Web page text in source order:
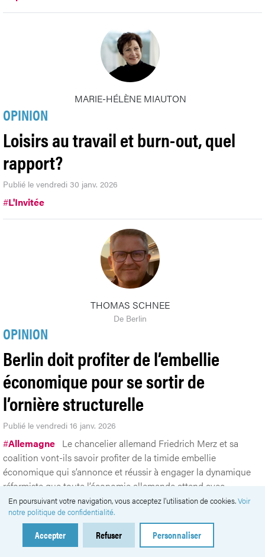
MARIE-HÉLÈNE MIAUTON
OPINION
Loisirs au travail et burn-out, quel
rapport?
Publié le vendredi 30 janv. 2026
#L'Invitée
THOMAS SCHNEE
De Berlin
OPINION
Berlin doit profiter de l’embellie
économique pour se sortir de
l’ornière structurelle
Publié le vendredi 16 janv. 2026
#Allemagne Le chancelier allemand Friedrich Merz et sa
coalition vont-ils savoir profiter de la timide embellie
économique qui s’annonce et réussir à engager la dynamique
réformiste que toute l’économie allemande attend avec
impatience?
En poursuivant votre navigation, vous acceptez l'utilisation de cookies.Voir
notre politique de confidentialité.
Accepter Refuser Personnaliser